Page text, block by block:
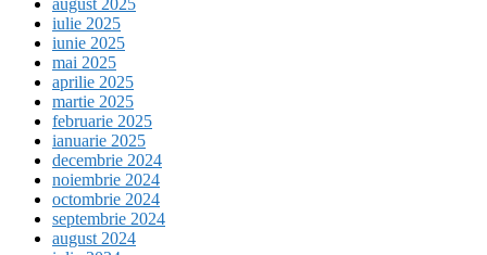
iulie 2025
iunie 2025
mai 2025
aprilie 2025
martie 2025
februarie 2025
ianuarie 2025
decembrie 2024
noiembrie 2024
octombrie 2024
septembrie 2024
august 2024